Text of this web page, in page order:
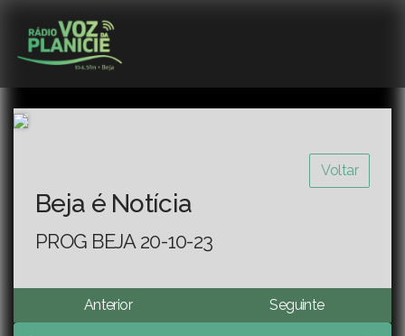
Voltar
Beja é Notícia
PROG BEJA 20-10-23
Anterior Seguinte